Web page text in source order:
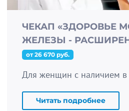
ЧЕКАП «ЗДОРОВЬЕ
ЖЕЛЕЗЫ -
от 26 670 руб.
Читать подробнее